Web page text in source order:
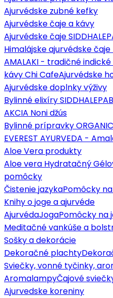
Ajurvédske zubné kefky
Ajurvédske čaje a kávy
Ajurvédske čaje
Himalájske ajurvédske čaje
AMALAKI - tradičné
kávy Chi CafeAjurvédske
Ajurvédske doplnky výživy
Bylinné elixíry SIDDHALEPA
AKCIA Noni džús
Bylinné prípravky
EVEREST AYURVEDA -
Aloe Vera produkty
Aloe vera Hydratačný
pomôcky
Čistenie jazykaPomôcky
Knihy o joge a ajurvéde
AjurvédaJogaPomôcky na
Meditačné vankúše a
Sošky a dekorácie
Dekoračné plachty
Sviečky, vonné tyčinky,
AromalampyČajové
Ajurvedske koreniny